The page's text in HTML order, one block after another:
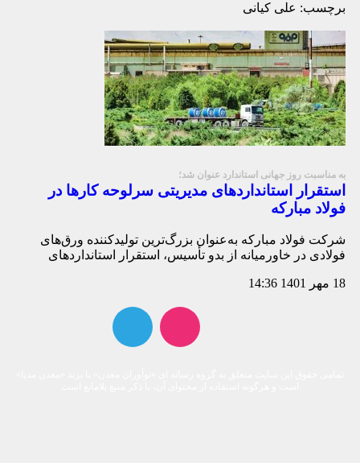
برچسب: علی کیانی
به مناسبت روز جهانی استاندارد عنوان شد؛
استقرار استانداردهای مدیریتی سرلوحه کارها در
فولاد مبارکه
شرکت فولاد مبارکه به‌عنوان بزرگ‌ترین تولیدکننده ورق‌های
فولادی در خاورمیانه از بدو تأسیس، استقرار استانداردهای
18 مهر 1401 14:36